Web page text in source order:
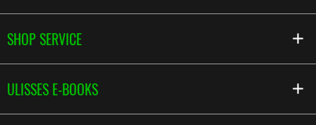
SHOP SERVICE
ULISSES E-BOOKS